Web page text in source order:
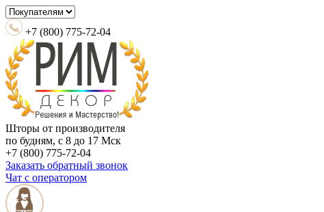
+7 (800) 775-72-04
Шторы от производителя
по будням, с 8 до 17 Мск
+7 (800) 775-72-04
Заказать обратный звонок
Чат с оператором